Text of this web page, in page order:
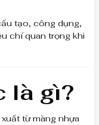
tạo, công dụng,
chí quan trọng khi
là gì?
từ màng nhựa